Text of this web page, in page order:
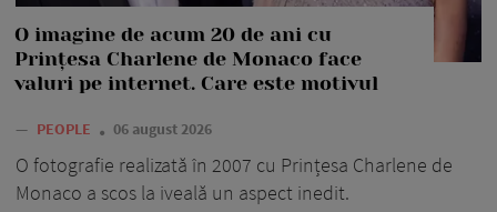
O imagine de acum 20 de ani cu
Prințesa Charlene de Monaco face
valuri pe internet. Care este motivul
— PEOPLE 06 august 2026
O fotografie realizată în 2007 cu Prințesa Charlene de
Monaco a scos la iveală un aspect inedit.